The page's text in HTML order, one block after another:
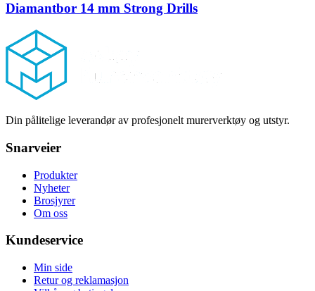
Diamantbor 14 mm Strong Drills
Footer
Din pålitelige leverandør av profesjonelt murerverktøy og utstyr.
Snarveier
Produkter
Nyheter
Brosjyrer
Om oss
Kundeservice
Min side
Retur og reklamasjon